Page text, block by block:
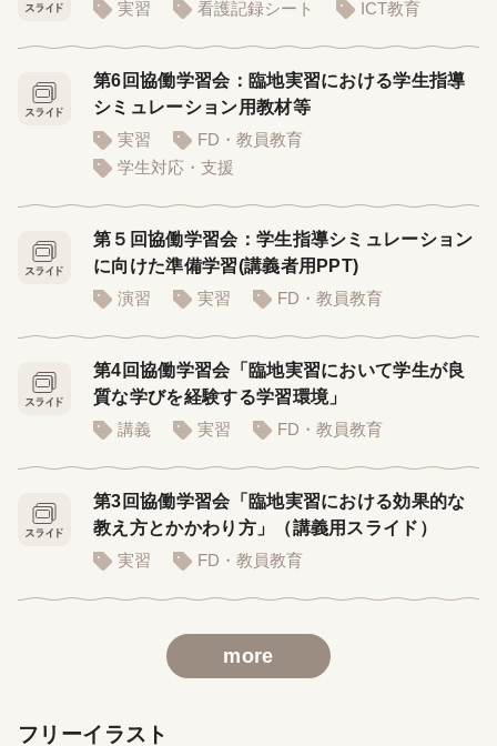
実習
看護記録シート ICT教育
第6回協働学習会：臨地実習における学生指導
シミュレーション用教材等
実習
FD・教員教育
学生対応・支援
第５回協働学習会：学生指導シミュレーション
に向けた準備学習(講義者用PPT)
演習
実習 FD・教員教育
第4回協働学習会「臨地実習において学生が良
質な学びを経験する学習環境」
講義
実習 FD・教員教育
第3回協働学習会「臨地実習における効果的な
教え方とかかわり方」（講義用スライド）
実習
FD・教員教育
more
フリーイラスト